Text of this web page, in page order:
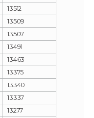
13512
13509
13507
13491
13463
13375
13340
13337
13277